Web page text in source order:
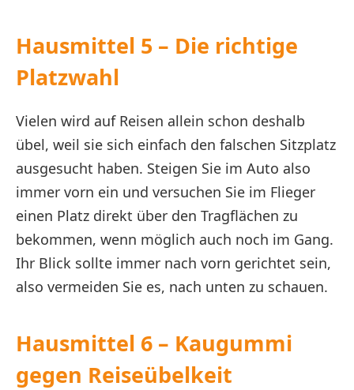
Hausmittel 5 – Die richtige
Platzwahl
Vielen wird auf Reisen allein schon deshalb
übel, weil sie sich einfach den falschen Sitzplatz
ausgesucht haben. Steigen Sie im Auto also
immer vorn ein und versuchen Sie im Flieger
einen Platz direkt über den Tragflächen zu
bekommen, wenn möglich auch noch im Gang.
Ihr Blick sollte immer nach vorn gerichtet sein,
also vermeiden Sie es, nach unten zu schauen.
Hausmittel 6 – Kaugummi
gegen Reiseübelkeit